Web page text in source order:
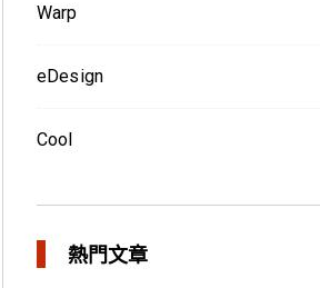
Warp
eDesign
Cool
熱門文章